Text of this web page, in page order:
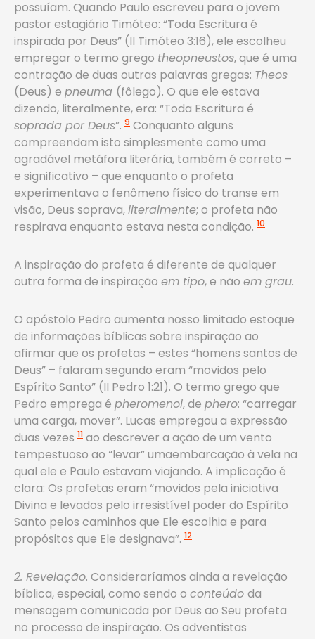
possuíam. Quando Paulo escreveu para o jovem
pastor estagiário Timóteo: “Toda Escritura é
inspirada por Deus” (II Timóteo 3:16), ele escolheu
empregar o termo grego theopneustos, que é uma
contração de duas outras palavras gregas: Theos
(Deus) e pneuma (fôlego). O que ele estava
dizendo, literalmente, era: “Toda Escritura é
soprada por Deus”. 9 Conquanto alguns
compreendam isto simplesmente como uma
agradável metáfora literária, também é correto –
e significativo – que enquanto o profeta
experimentava o fenômeno físico do transe em
visão, Deus soprava,literalmente; o profeta não
respirava enquanto estava nesta condição. 10
A inspiração do profeta é diferente de qualquer
outra forma de inspiração em tipo, e não em grau.
O apóstolo Pedro aumenta nosso limitado estoque
de informações bíblicas sobre inspiração ao
afirmar que os profetas – estes “homens santos de
Deus” – falaram segundo eram “movidos pelo
Espírito Santo” (II Pedro 1:21). O termo grego que
Pedro emprega é pheromenoi, de phero: “carregar
uma carga, mover”. Lucas empregou a expressão
duas vezes 11 ao descrever a ação de um vento
tempestuoso ao “levar” umaembarcação à vela na
qual ele e Paulo estavam viajando. A implicação é
clara: Os profetas eram “movidos pela iniciativa
Divina e levados pelo irresistível poder do Espírito
Santo pelos caminhos que Ele escolhia e para
propósitos que Ele designava”. 12
2. Revelação. Consideraríamos ainda a revelação
bíblica, especial, como sendo o conteúdo da
mensagem comunicada por Deus ao Seu profeta
no processo de inspiração. Os adventistas